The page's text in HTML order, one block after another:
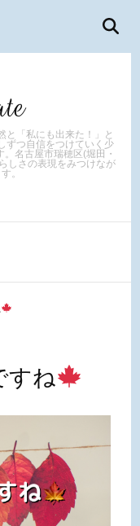
と「私にも出来た！」と
ずつ自信をつけていく少
名古屋市瑞穂区(堀田・
しさの表現をみつけなが
。
すね